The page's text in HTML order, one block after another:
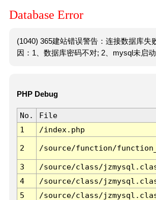
Database Error
(1040) 365建站错误警告：连接数据库失
因：1、数据库密码不对; 2、mysql未启动
PHP Debug
No. File
1
/index.php
2 /source/function/
3 /source/class/
4
/source/class/
5
/source/class/